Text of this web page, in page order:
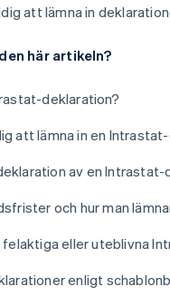
att lämna in
här artikeln?
deklaration?
att lämna in en
av en
och hur man
eller uteblivna
enligt